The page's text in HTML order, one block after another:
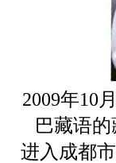
2009年10
巴藏语
进入成都